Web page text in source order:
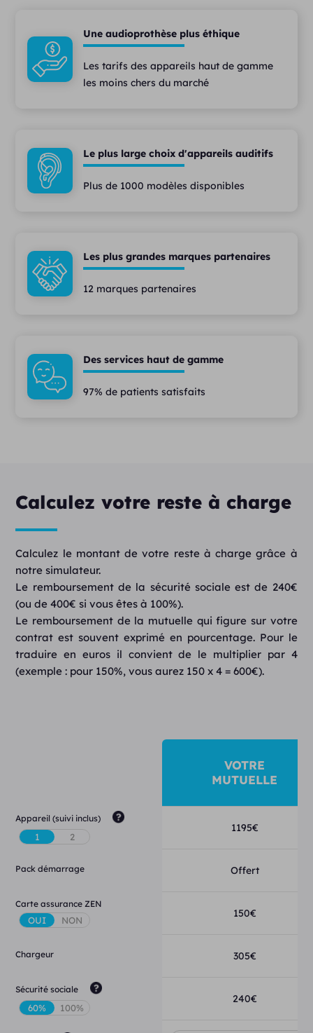
Une audioprothèse plus éthique
Les tarifs des appareils haut de gamme
les moins chers du marché
Le plus large choix d'appareils auditifs
Plus de 1000 modèles disponibles
Les plus grandes marques partenaires
12 marques partenaires
Des services haut de gamme
97% de patients satisfaits
Calculez votre reste à charge
Calculez le montant de votre reste à charge grâce à
notre simulateur.
Le remboursement de la sécurité sociale est de 240€
(ou de 400€ si vous êtes à 100%).
Le remboursement de la mutuelle qui figure sur votre
contrat est souvent exprimé en pourcentage. Pour le
traduire en euros il convient de le multiplier par 4
(exemple : pour 150%, vous aurez 150 x 4 = 600€).
VOTRE
MUTUELLE
Appareil (suivi inclus)
1195€
Pack démarrage Offert
Carte assurance ZEN
150€
Chargeur 305€
Sécurité sociale
240€